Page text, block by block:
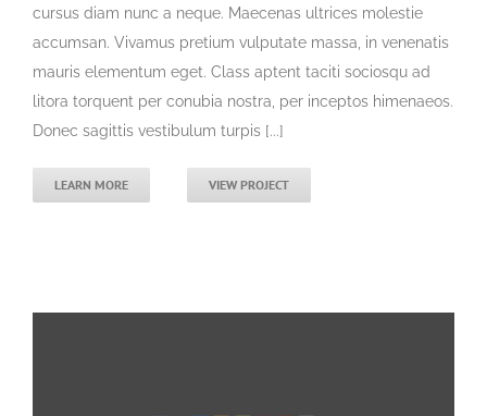
cursus diam nunc a neque. Maecenas ultrices molestie
accumsan. Vivamus pretium vulputate massa, in venenatis
mauris elementum eget. Class aptent taciti sociosqu ad
litora torquent per conubia nostra, per inceptos himenaeos.
Donec sagittis vestibulum turpis [...]
LEARN MORE VIEW PROJECT